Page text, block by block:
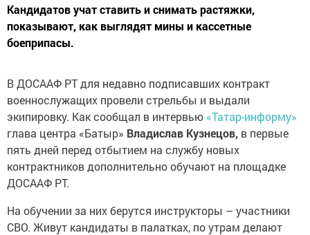
Кандидатов учат ставить и снимать растяжки,
показывают, как выглядят мины и кассетные
боеприпасы.
В ДОСААФ РТ для недавно подписавших контракт
военнослужащих провели стрельбы и выдали
экипировку. Как сообщал в интервью «Татар-информу»
глава центра «Батыр» Владислав Кузнецов, в первые
пять дней перед отбытием на службу новых
контрактников дополнительно обучают на площадке
ДОСААФ РТ.
На обучении за них берутся инструкторы – участники
СВО. Живут кандидаты в палатках, по утрам делают